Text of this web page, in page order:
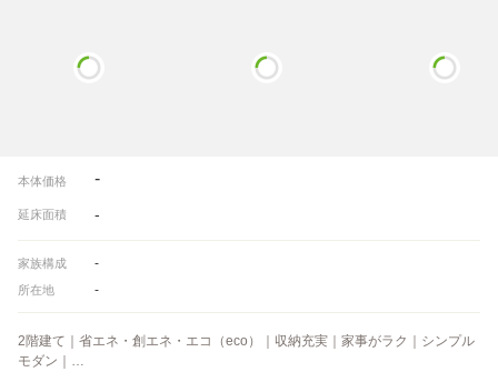
本体価格 -
延床面積 -
家族構成 -
所在地 -
2階建て｜省エネ・創エネ・エコ（eco）｜収納充実｜家事がラク｜シンプル
モダン｜…